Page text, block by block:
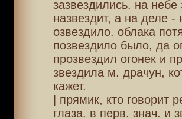
зазвездились. на
назвездит, а на деле
озвездило. облака
позвездило было, да
прозвездил огонек и
звездила м. драчун,
кажет.
| прямик, кто говорит
глаза. в перв. знач. и